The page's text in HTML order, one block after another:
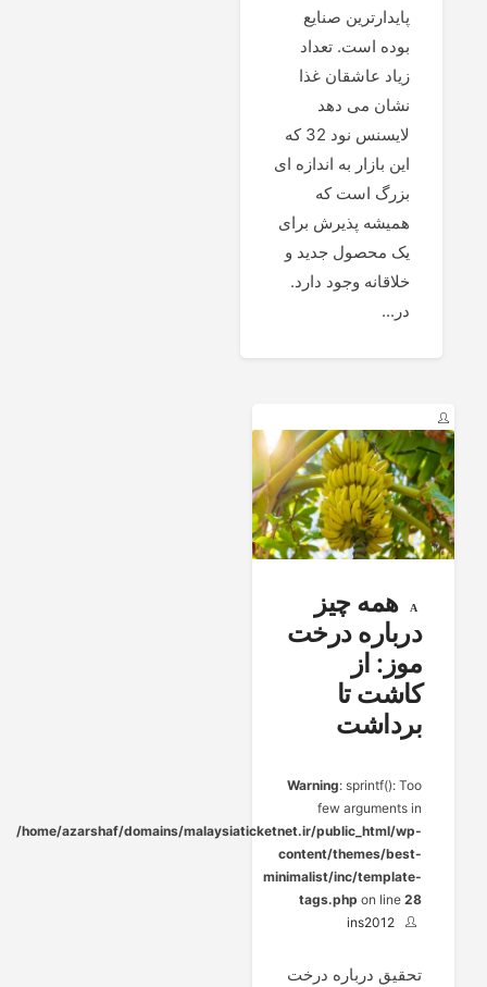
پایدارترین صنایع
بوده است. تعداد
زیاد عاشقان غذا
نشان می دهد
لایسنس نود 32 که
این بازار به اندازه ای
بزرگ است که
همیشه پذیرش برای
یک محصول جدید و
خلاقانه وجود دارد.
در...
همه چیز
درباره درخت
موز: از
کاشت تا
برداشت
Warning: sprintf(): Too
few arguments in
/home/azarshaf/domains/malaysiaticketnet.ir/public_html/wp-
content/themes/best-
minimalist/inc/template-
tags.php on line 28
ins2012
تحقیق درباره درخت